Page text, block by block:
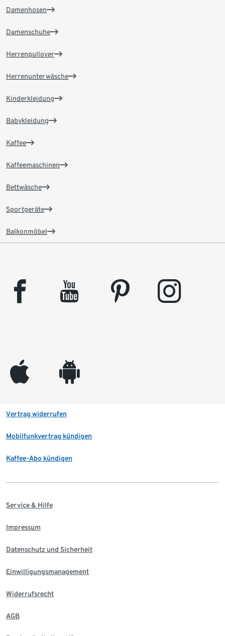
Damenhosen
Damenschuhe
Herrenpullover
Herrenunterwäsche
Kinderkleidung
Babykleidung
Kaffee
Kaffeemaschinen
Bettwäsche
Sportgeräte
Balkonmöbel
facebook youtube pinterest instagram
appleinc android
Vertrag widerrufen
Mobilfunkvertrag kündigen
Kaffee-Abo kündigen
Service & Hilfe
Impressum
Datenschutz und Sicherheit
Einwilligungsmanagement
Widerrufsrecht
AGB